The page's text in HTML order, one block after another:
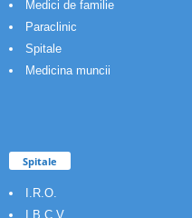
Medici de familie
Paraclinic
Spitale
Medicina muncii
Spitale
I.R.O.
I.B.C.V.